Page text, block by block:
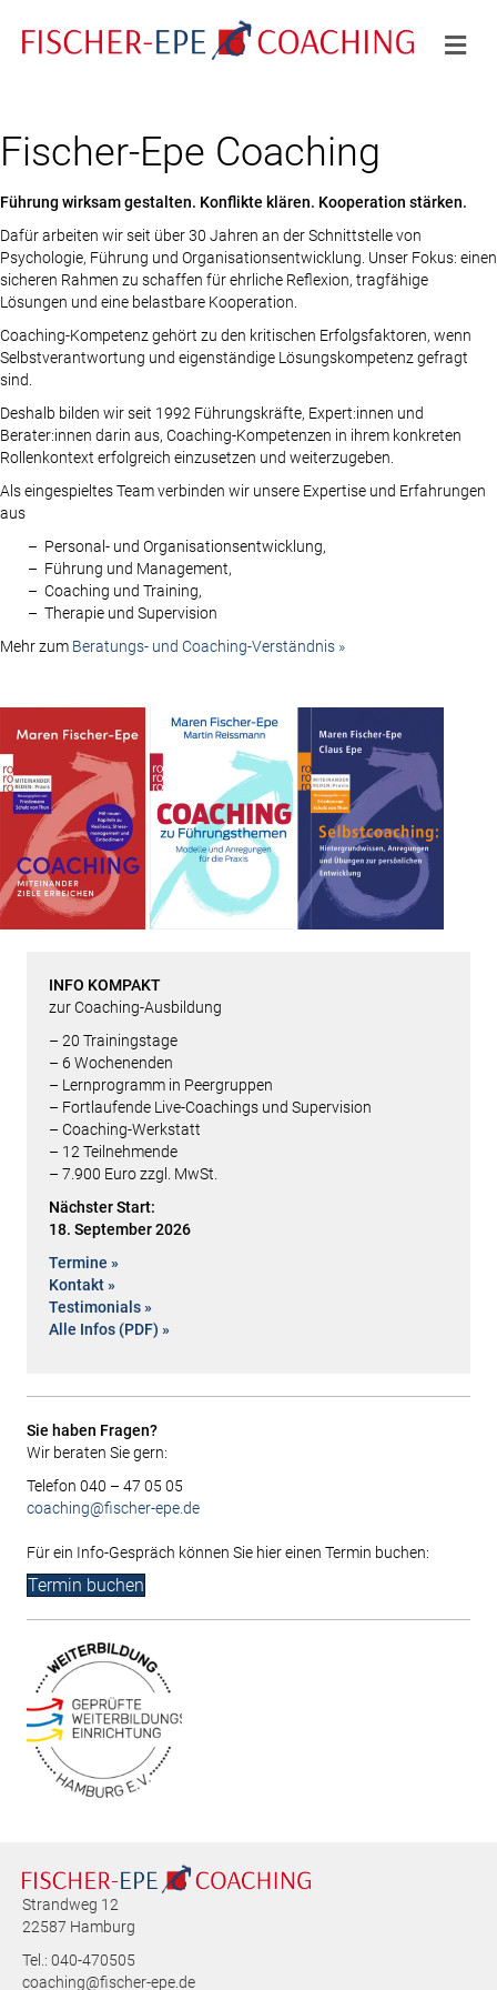
Fischer-Epe Coaching
Führung wirksam gestalten. Konflikte klären. Kooperation stärken.
Dafür arbeiten wir seit über 30 Jahren an der Schnittstelle von
Psychologie, Führung und Organisationsentwicklung. Unser Fokus: einen
sicheren Rahmen zu schaffen für ehrliche Reflexion, tragfähige
Lösungen und eine belastbare Kooperation.
Coaching-Kompetenz gehört zu den kritischen Erfolgsfaktoren, wenn
Selbstverantwortung und eigenständige Lösungskompetenz gefragt
sind.
Deshalb bilden wir seit 1992 Führungskräfte, Expert:innen und
Berater:innen darin aus, Coaching-Kompetenzen in ihrem konkreten
Rollenkontext erfolgreich einzusetzen und weiterzugeben.
Als eingespieltes Team verbinden wir unsere Expertise und Erfahrungen
aus
Personal- und Organisationsentwicklung,
Führung und Management,
Coaching und Training,
Therapie und Supervision
Mehr zum Beratungs- und Coaching-Verständnis »
INFO KOMPAKT
zur Coaching-Ausbildung
– 20 Trainingstage
– 6 Wochenenden
– Lern­programm in Peergruppen
– Fortlaufende Live-Coachings und Supervision
– Coaching-Werkstatt
– 12 Teilnehmende
– 7.900 Euro zzgl. MwSt.
Nächster Start:
18. September 2026
Termine »
Kontakt »
Testimonials »
Alle Infos (PDF) »
Sie haben Fragen?
Wir beraten Sie gern:
Telefon 040 – 47 05 05
coaching@fischer-epe.de
Für ein Info-Gespräch können Sie hier einen Termin buchen:
Termin buchen
Strandweg 12
22587 Hamburg
Tel.: 040-470505
coaching@fischer-epe.de